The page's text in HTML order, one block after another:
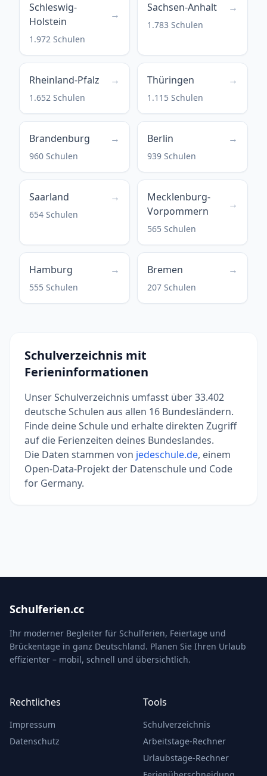
Schleswig-
Holstein
→
1.972 Schulen
Sachsen-Anhalt →
1.783 Schulen
Rheinland-Pfalz →
1.652 Schulen
Thüringen →
1.115 Schulen
Brandenburg →
960 Schulen
Berlin →
939 Schulen
Saarland →
654 Schulen
Mecklenburg-
Vorpommern
→
565 Schulen
Hamburg →
555 Schulen
Bremen →
207 Schulen
Schulverzeichnis mit
Ferieninformationen
Unser Schulverzeichnis umfasst über 33.402
deutsche Schulen aus allen 16 Bundesländern.
Finde deine Schule und erhalte direkten Zugriff
auf die Ferienzeiten deines Bundeslandes.
Die Daten stammen von jedeschule.de, einem
Open-Data-Projekt der Datenschule und Code
for Germany.
Schulferien.cc
Ihr moderner Begleiter für Schulferien, Feiertage und
Brückentage in ganz Deutschland. Planen Sie Ihren Urlaub
effizienter – mobil, schnell und übersichtlich.
Rechtliches
Impressum
Datenschutz
Tools
Schulverzeichnis
Arbeitstage-Rechner
Urlaubstage-Rechner